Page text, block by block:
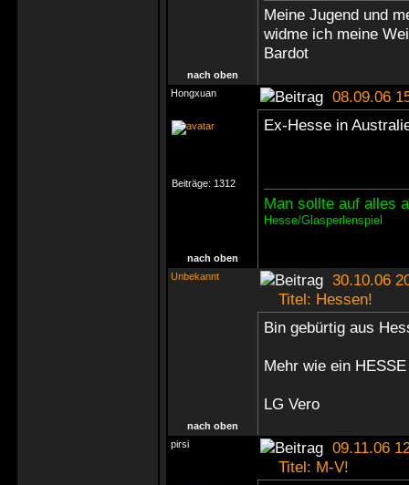
Meine Jugend und
widme ich meine
Bardot
nach oben
Hongxuan
08.09.06
Beiträge: 1312
Ex-Hesse in
Man sollte auf alles
Hesse/Glasperlenspiel
nach oben
Unbekannt
30.10.06
Titel: Hessen!
Bin gebürtig aus
Mehr wie ein
LG Vero
nach oben
pirsi
09.11.06
Titel: M-V!